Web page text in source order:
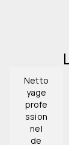
Netto
yage
profe
ssion
nel
de